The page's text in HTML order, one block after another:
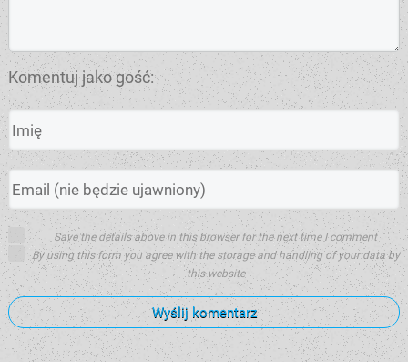
Komentuj jako gość:
Save the details above in this browser for the next time I comment
By using this form you agree with the storage and handling of your data by
this website
Wyślij komentarz